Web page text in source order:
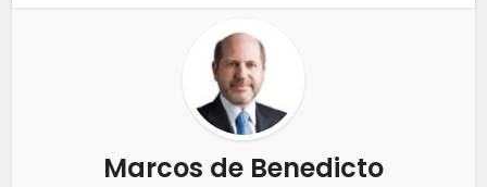
Marcos de Benedicto